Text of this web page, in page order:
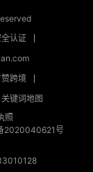
认证
跨境
关键词地图
照
2020040621号